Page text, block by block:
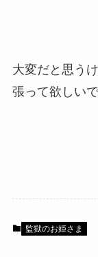
大変だと思う
張って欲しい
監獄のお姫さま